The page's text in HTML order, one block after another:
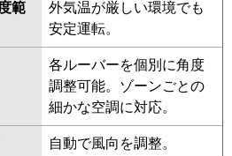
PLZ-ZRMP45SLY
ZRMP45SLFV PLZ-
PLZ-ZRMP45SLR
GP45RGHJ7 RCID-
RCID-GP45RGHJ5
GP45RGHJ4 RCID-
範
外気温が厳しい環境でも
安定運転。
各ルーバーを個別に角度
調整可能。ゾーンごとの
細かな空調に対応。
自動で風向を調整。